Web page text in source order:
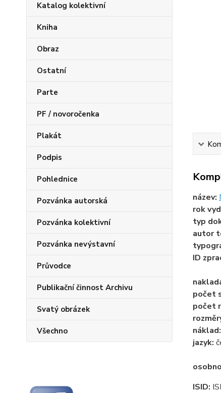
Katalog kolektivní
Kniha
Obraz
Ostatní
Parte
PF / novoročenka
Plakát
Podpis
Pohlednice
Pozvánka autorská
Pozvánka kolektivní
Pozvánka nevýstavní
Průvodce
Publikační činnost Archivu
Svatý obrázek
Všechno
název:
rok
typ
autor
ID
počet
počet
náklad:
jazyk:
ISID: